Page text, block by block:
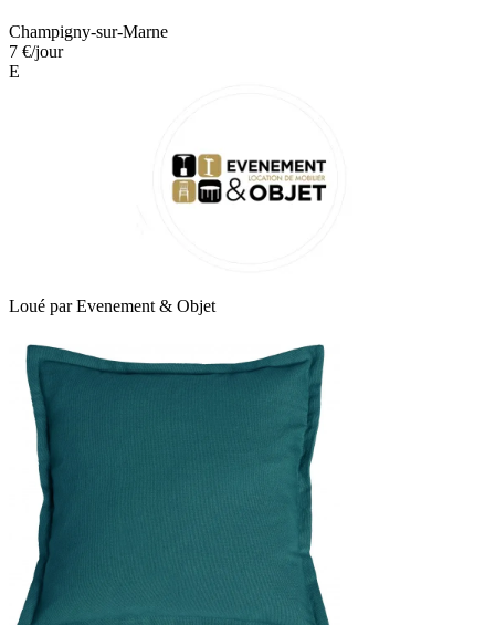
Champigny-sur-Marne
7 €/jour
E
Loué parEvenement & Objet